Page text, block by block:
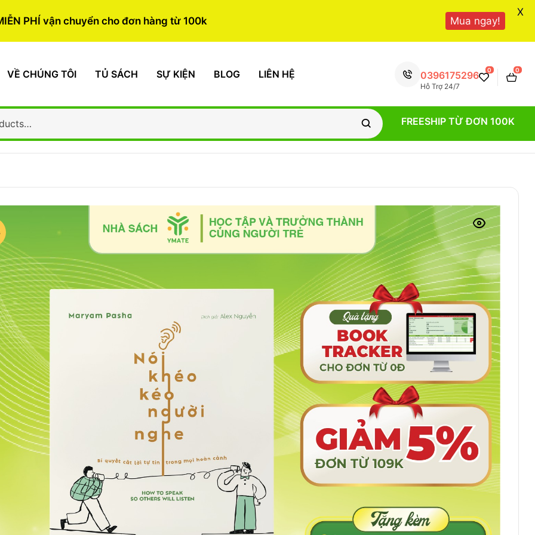
VỀ CHÚNG TÔI TỦ SÁCH SỰ KIỆN BLOG LIÊN HỆ 0396175296
Hỗ Trợ 24/7
0 0
FREESHIP TỪ ĐƠN 100K
PHÍ vận chuyển cho đơn hàng từ 100k Mua ngay!
X